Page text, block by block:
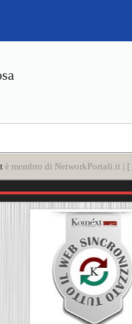
è membro di NetworkPortali.it | [